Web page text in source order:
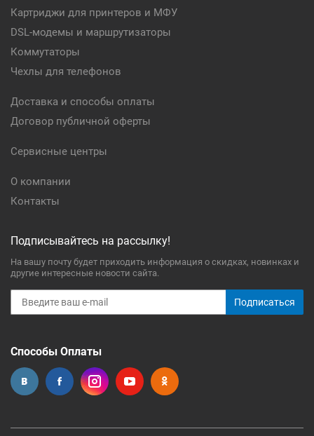
Картриджи для принтеров и МФУ
DSL-модемы и маршрутизаторы
Коммутаторы
Чехлы для телефонов
Доставка и способы оплаты
Договор публичной оферты
Сервисные центры
О компании
Контакты
Подписывайтесь на рассылку!
На вашу почту будет приходить информация о скидках, новинках и
другие интересные новости сайта.
Подписаться
Способы Оплаты